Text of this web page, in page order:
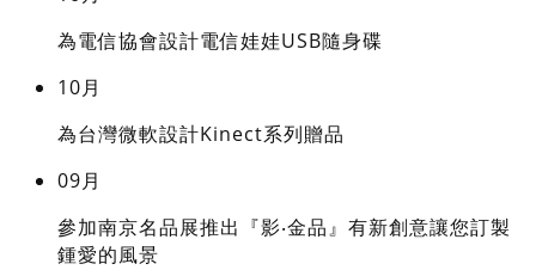
為電信協會設計電信娃娃USB隨身碟
10月
為台灣微軟設計Kinect系列贈品
09月
參加南京名品展推出『影‧金品』有新創意讓您訂製
鍾愛的風景